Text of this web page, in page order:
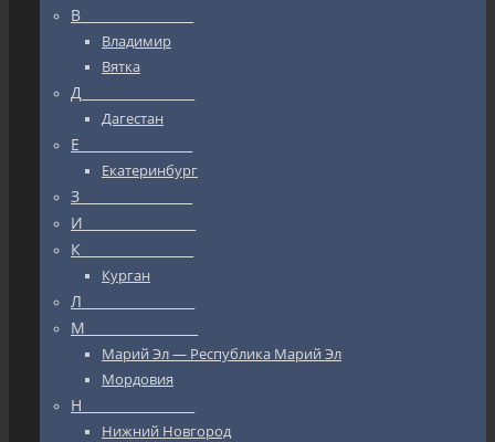
В_________________
Владимир
Вятка
Д_________________
Дагестан
Е_________________
Екатеринбург
З_________________
И_________________
К_________________
Курган
Л_________________
М_________________
Марий Эл — Республика Марий Эл
Мордовия
Н_________________
Нижний Новгород